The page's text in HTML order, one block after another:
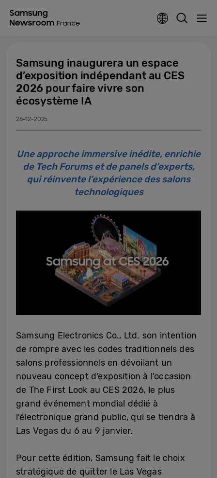
Samsung inaugurera un espace
d’exposition indépendant au CES
2026 pour faire vivre son
écosystème IA
26-12-2025
Une approche immersive inédite, enrichie
de Tech Forums et de panels d’experts,
qui réinvente l’expérience des salons
technologiques
Samsung Electronics Co., Ltd. son intention
de rompre avec les codes traditionnels des
salons professionnels en dévoilant un
nouveau concept d’exposition à l’occasion
de The First Look au CES 2026, le plus
grand événement mondial dédié à
l’électronique grand public, qui se tiendra à
Las Vegas du 6 au 9 janvier.
Pour cette édition, Samsung fait le choix
stratégique de quitter le Las Vegas